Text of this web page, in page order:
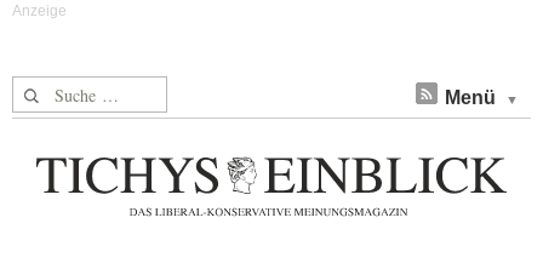
Suche nach: Menü